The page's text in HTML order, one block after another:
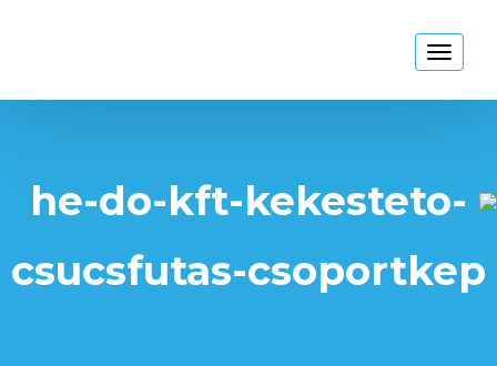
he-do-kft-kekesteto-
csucsfutas-csoportkep